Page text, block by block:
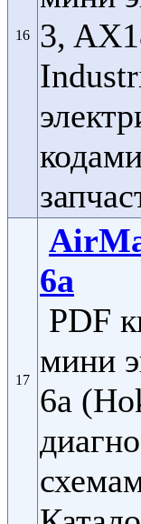
16
3,
17
6a
PDF
мини
6a